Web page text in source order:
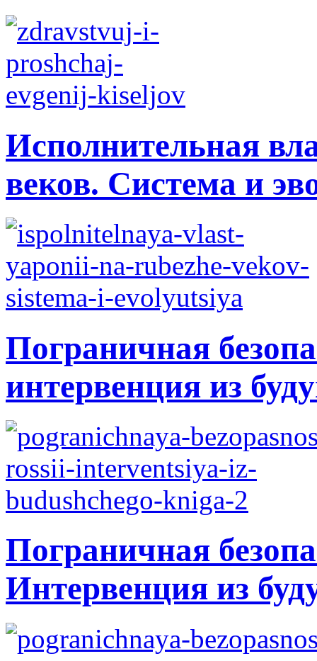
Исполнительная
веков. Система и
Пограничная
интервенция из
Пограничная
Интервенция из